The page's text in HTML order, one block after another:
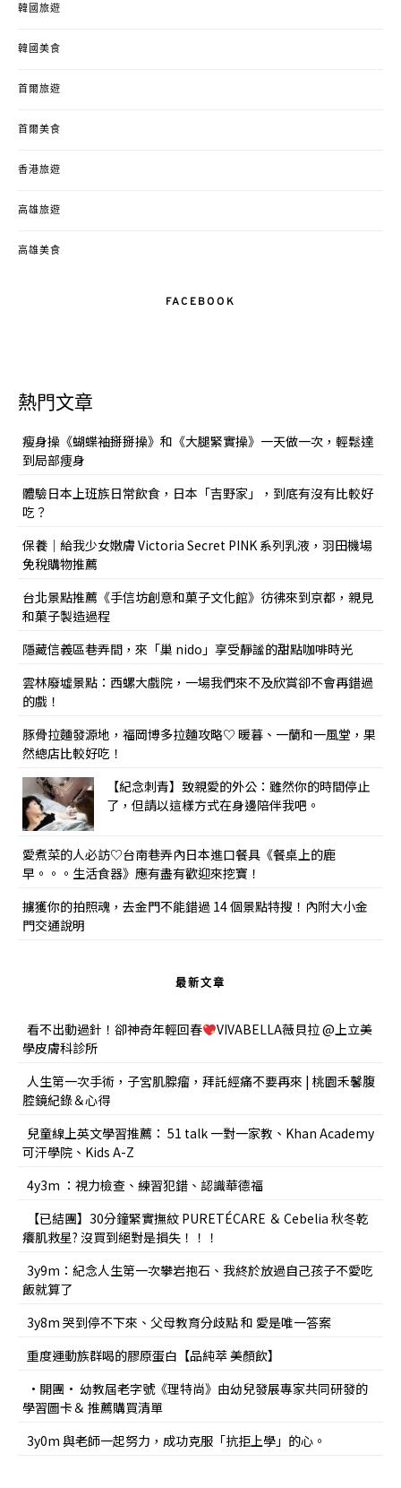
韓國旅遊
韓國美食
首爾旅遊
首爾美食
香港旅遊
高雄旅遊
高雄美食
FACEBOOK
熱門文章
瘦身操《蝴蝶袖掰掰操》和《大腿緊實操》一天做一次，輕鬆達
到局部痩身
體驗日本上班族日常飲食，日本「吉野家」，到底有沒有比較好
吃？
保養｜給我少女嫩膚 Victoria Secret PINK 系列乳液，羽田機場
免稅購物推薦
台北景點推薦《手信坊創意和菓子文化館》彷彿來到京都，親見
和菓子製造過程
隱藏信義區巷弄間，來「巢 nido」享受靜謐的甜點咖啡時光
雲林廢墟景點：西螺大戲院，一場我們來不及欣賞卻不會再錯過
的戲！
豚骨拉麵發源地，福岡博多拉麵攻略♡ 暖暮、一蘭和一風堂，果
然總店比較好吃！
【紀念刺青】致親愛的外公：雖然你的時間停止
了，但請以這樣方式在身邊陪伴我吧。
愛煮菜的人必訪♡台南巷弄內日本進口餐具《餐桌上的鹿
早。。。生活食器》應有盡有歡迎來挖寶！
擄獲你的拍照魂，去金門不能錯過 14 個景點特搜！內附大小金
門交通說明
最新文章
看不出動過針！卻神奇年輕回春
VIVABELLA薇貝拉 @上立美
學皮膚科診所
人生第一次手術，子宮肌腺瘤，拜託經痛不要再來 | 桃園禾馨腹
腔鏡紀錄＆心得
兒童線上英文學習推薦： 51 talk 一對一家教、Khan Academy
可汗學院、Kids A-Z
4y3m ：視力檢查、練習犯錯、認識華德福
【已結團】30分鐘緊實撫紋 PURETÉCARE ＆ Cebelia 秋冬乾
癢肌救星? 沒買到絕對是損失！！！
3y9m：紀念人生第一次攀岩抱石、我終於放過自己孩子不愛吃
飯就算了
3y8m 哭到停不下來、父母教育分歧點 和 愛是唯一答案
重度運動族群喝的膠原蛋白【品純萃 美顏飲】
•開團• 幼教屆老字號《理特尚》由幼兒發展專家共同研發的
學習圖卡＆ 推薦購買清單
3y0m 與老師一起努力，成功克服「抗拒上學」的心。